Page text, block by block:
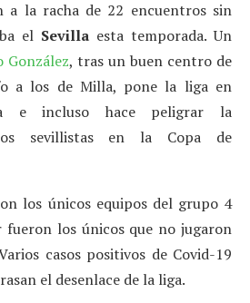
a la racha de 22 encuentros sin
el Sevilla esta temporada. Un
González, tras un buen centro de
a los de Milla, pone la liga en
e incluso hace peligrar la
sevillistas en la Copa de
los únicos equipos del grupo 4
fueron los únicos que no jugaron
casos positivos de Covid-19
el desenlace de la liga.